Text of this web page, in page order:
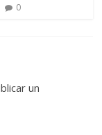
0
un